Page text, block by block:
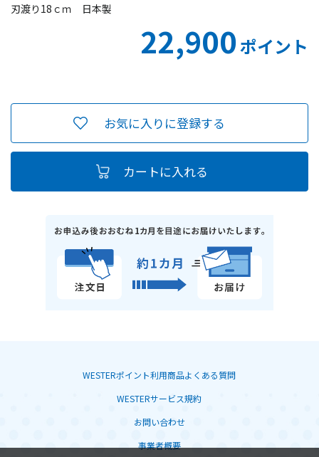
刃渡り18ｃｍ 日本製
22,900ポイント
お気に入りに登録する
WESTERポイント利用商品よくある質問
WESTERサービス規約
お問い合わせ
事業者概要